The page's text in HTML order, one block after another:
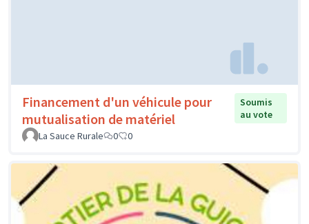
Financement d'un véhicule pour
mutualisation de matériel
Soumis
au vote
La Sauce Rurale
0 0